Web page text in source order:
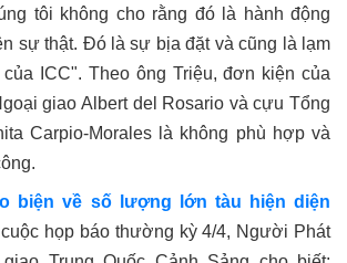
tôi không cho rằng đó là hành động
sự thật. Đó là sự bịa đặt và cũng là lạm
ICC". Theo ông Triệu, đơn kiện của
giao Albert del Rosario và cựu Tổng
Carpio-Morales là không phù hợp và
biện về số lượng lớn tàu hiện diện
họp báo thường kỳ 4/4, Người Phát